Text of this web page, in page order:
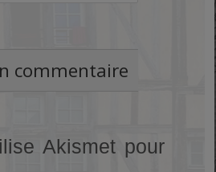
Akismet pour